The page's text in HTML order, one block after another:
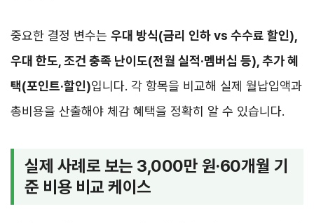
중요한 결정 변수는 우대 방식(금리 인하 vs 수수료 할인),
우대 한도, 조건 충족 난이도(전월 실적·멤버십 등), 추가 혜
택(포인트·할인)입니다. 각 항목을 비교해 실제 월납입액과
총비용을 산출해야 체감 혜택을 정확히 알 수 있습니다.
실제 사례로 보는 3,000만 원·60개월 기
준 비용 비교 케이스